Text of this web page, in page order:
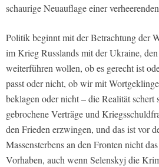
schaurige Neuauflage einer
Politik beginnt mit der Betrachtung der
im Krieg Russlands mit der Ukraine,
weiterführen wollen, ob es gerecht ist
passt oder nicht, ob wir mit
beklagen oder nicht – die Realität schert
gebrochene Verträge und
den Frieden erzwingen, und das ist vor
Massensterbens an den Fronten nicht
Vorhaben, auch wenn Selenskyj die